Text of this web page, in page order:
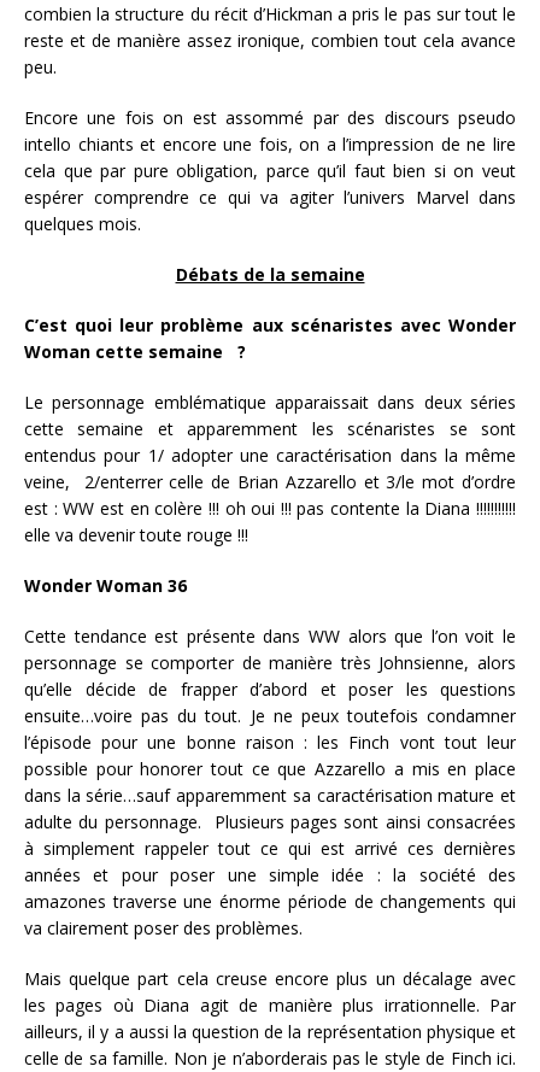
combien la structure du récit d’Hickman a pris le pas sur tout le
reste et de manière assez ironique, combien tout cela avance
peu.
Encore une fois on est assommé par des discours pseudo
intello chiants et encore une fois, on a l’impression de ne lire
cela que par pure obligation, parce qu’il faut bien si on veut
espérer comprendre ce qui va agiter l’univers Marvel dans
quelques mois.
Débats de la semaine
C’est quoi leur problème aux scénaristes avec Wonder
Woman cette semaine ?
Le personnage emblématique apparaissait dans deux séries
cette semaine et apparemment les scénaristes se sont
entendus pour 1/ adopter une caractérisation dans la même
veine, 2/enterrer celle de Brian Azzarello et 3/le mot d’ordre
est : WW est en colère !!! oh oui !!! pas contente la Diana !!!!!!!!!!!
elle va devenir toute rouge !!!
Wonder Woman 36
Cette tendance est présente dans WW alors que l’on voit le
personnage se comporter de manière très Johnsienne, alors
qu’elle décide de frapper d’abord et poser les questions
ensuite…voire pas du tout. Je ne peux toutefois condamner
l’épisode pour une bonne raison : les Finch vont tout leur
possible pour honorer tout ce que Azzarello a mis en place
dans la série…sauf apparemment sa caractérisation mature et
adulte du personnage. Plusieurs pages sont ainsi consacrées
à simplement rappeler tout ce qui est arrivé ces dernières
années et pour poser une simple idée : la société des
amazones traverse une énorme période de changements qui
va clairement poser des problèmes.
Mais quelque part cela creuse encore plus un décalage avec
les pages où Diana agit de manière plus irrationnelle. Par
ailleurs, il y a aussi la question de la représentation physique et
celle de sa famille. Non je n’aborderais pas le style de Finch ici.